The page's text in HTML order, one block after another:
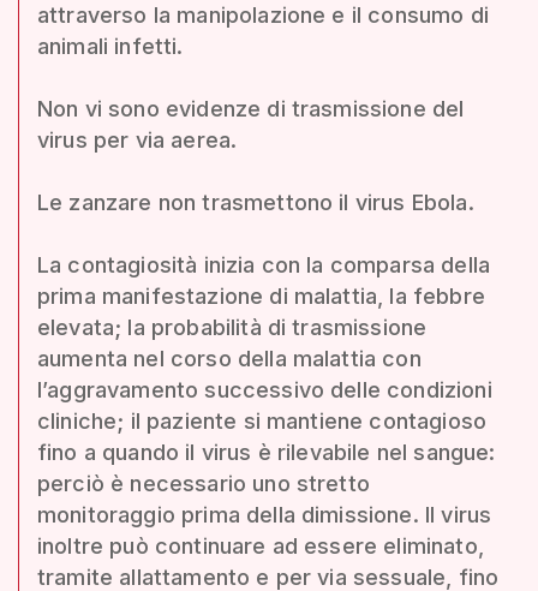
attraverso la manipolazione e il consumo di
animali infetti.
Non vi sono evidenze di trasmissione del
virus per via aerea.
Le zanzare non trasmettono il virus Ebola.
La contagiosità inizia con la comparsa della
prima manifestazione di malattia, la febbre
elevata; la probabilità di trasmissione
aumenta nel corso della malattia con
l’aggravamento successivo delle condizioni
cliniche; il paziente si mantiene contagioso
fino a quando il virus è rilevabile nel sangue:
perciò è necessario uno stretto
monitoraggio prima della dimissione. Il virus
inoltre può continuare ad essere eliminato,
tramite allattamento e per via sessuale, fino